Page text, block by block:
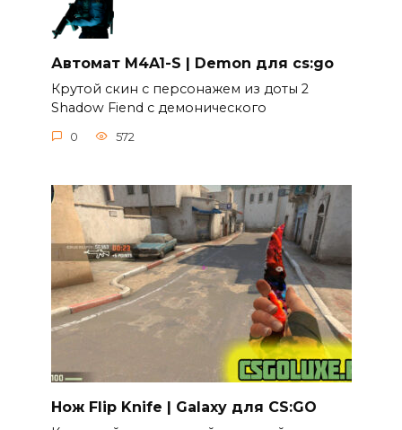
Автомат M4A1-S | Demon для cs:go
Крутой скин c персонажем из доты 2
Shadow Fiend c демонического
0 572
Нож Flip Knife | Galaxy для CS:GO